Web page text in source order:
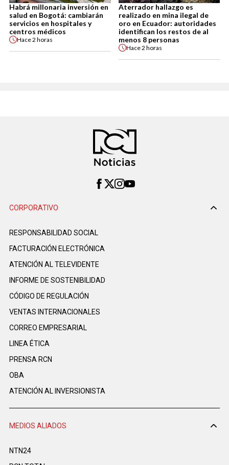
Habrá millonaria inversión en
salud en Bogotá: cambiarán
servicios en hospitales y
centros médicos
Hace2 horas
Aterrador hallazgo es
realizado en mina ilegal de
oro en Ecuador: autoridades
identifican los restos de al
menos 8 personas
Hace2 horas
CORPORATIVO
RESPONSABILIDAD SOCIAL
FACTURACIÓN ELECTRÓNICA
ATENCIÓN AL TELEVIDENTE
INFORME DE SOSTENIBILIDAD
CÓDIGO DE REGULACIÓN
VENTAS INTERNACIONALES
CORREO EMPRESARIAL
LINEA ÉTICA
PRENSA RCN
OBA
ATENCIÓN AL INVERSIONISTA
MEDIOS ALIADOS
NTN24